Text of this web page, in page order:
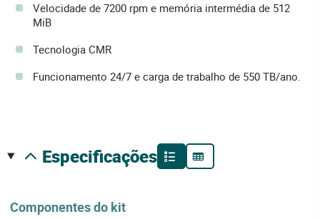
Velocidade de 7200 rpm e memória intermédia de 512
MiB
Tecnologia CMR
Funcionamento 24/7 e carga de trabalho de 550 TB/ano.
especificações
Componentes do kit